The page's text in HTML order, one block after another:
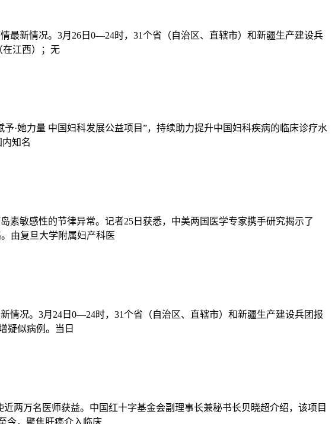
最新情况。3月26日0—24时，31个省（自治区、直辖市）和新疆生产建设兵
在江西）；无
·她力量 中国妇科发展公益项目”，持续助力提升中国妇科疾病的临床诊疗水
知名
素敏感性的节律异常。记者25日获悉，中美两国医学专家携手研究揭示了
由复旦大学附属妇产科医
情况。3月24日0—24时，31个省（自治区、直辖市）和新疆生产建设兵团报
疑似病例。当日
两万名医师获益。中国红十字基金会副理事长兼秘书长贝晓超介绍，该项目
今，聚焦肝癌介入临床